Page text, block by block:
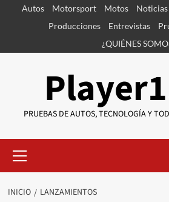
SaltarAutos Motorsport Motos Noticias
Producciones
Entrevistas
¿QUIÉNES
PRUEBAS DE AUTOS, TECNOLOGÍA Y
primario
INICIO LANZAMIENTOS